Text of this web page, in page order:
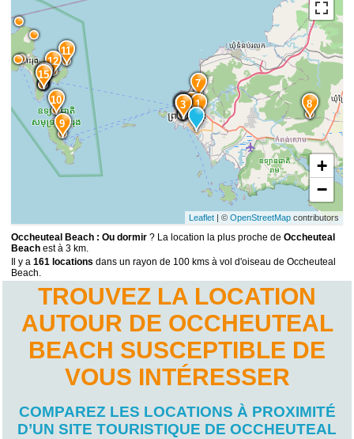
15
14
13
12
11
10
9
8
7
6
5
4
3 21
+
−
Leaflet| © OpenStreetMapcontributors
Occheuteal Beach : Ou dormir ? La location la plus proche deOccheuteal
Beach est à 3 km.
Il y a161 locations dans un rayon de 100 kms à vol d'oiseau de Occheuteal
Beach.
TROUVEZ LA LOCATION
AUTOUR DE OCCHEUTEAL
BEACH SUSCEPTIBLE DE
VOUS INTÉRESSER
COMPAREZ LES LOCATIONS À PROXIMITÉ
D’UN SITE TOURISTIQUE DE OCCHEUTEAL